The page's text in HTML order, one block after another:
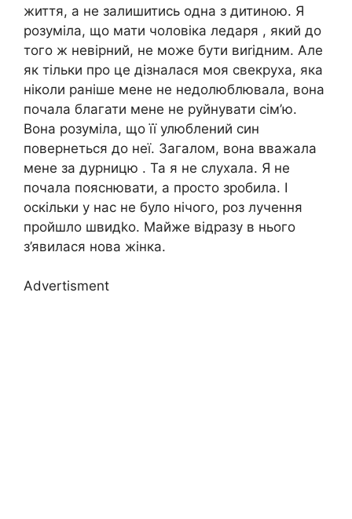
життя, а не залишитись одна з дитиною. Я
розуміла, що мати чоловіка ледаря , який до
того ж невірний, не може бути виrідним. Але
як тільки про це дізналася моя свекруха, яка
ніколи раніше мене не недолюблювала, вона
почала благати мене не руйнувати сім’ю.
Вона розуміла, що її улюблений син
повернеться до неї. Загалом, вона вважала
мене за дурницю . Та я не слухала. Я не
почала пояснювати, а просто зробила. І
оскільки у нас не було нічого, роз лучення
пройшло швидkо. Майже відразу в нього
з’явилася нова жінка.
Advertisment